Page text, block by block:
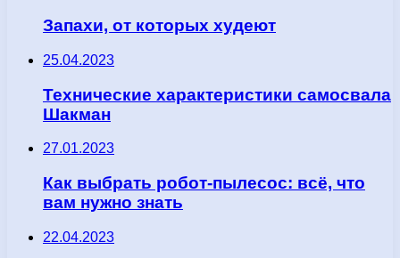
Запахи, от которых худеют
25.04.2023
Технические характеристики самосвала
Шакман
27.01.2023
Как выбрать робот-пылесос: всё, что
вам нужно знать
22.04.2023